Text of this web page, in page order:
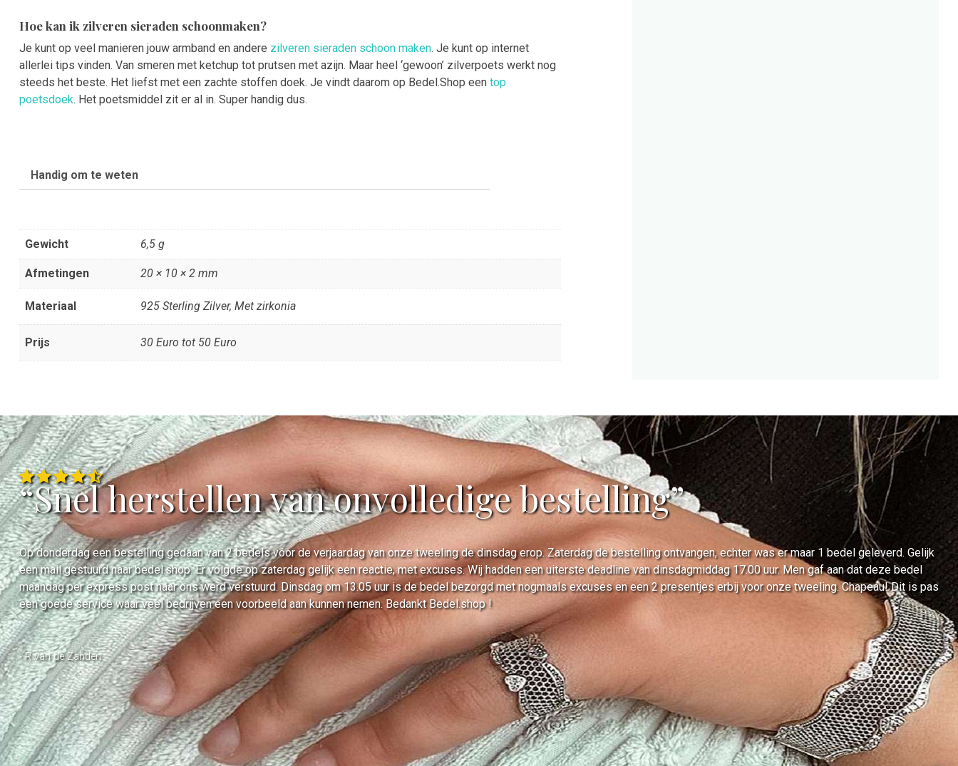
Hoe kan ik zilveren sieraden schoonmaken?
Je kunt op veel manieren jouw armband en andere zilveren sieraden schoon maken. Je kunt op internet
allerlei tips vinden. Van smeren met ketchup tot prutsen met azijn. Maar heel ‘gewoon’ zilverpoets werkt nog
steeds het beste. Het liefst met een zachte stoffen doek. Je vindt daarom op Bedel.Shop een top
poetsdoek. Het poetsmiddel zit er al in. Super handig dus.
Handig om te weten
Gewicht 6,5 g
Afmetingen 20 × 10 × 2 mm
Materiaal 925 Sterling Zilver, Met zirkonia
Prijs 30 Euro tot 50 Euro
“Snel herstellen van onvolledige bestelling”
Op donderdag een bestelling gedaan van 2 bedels voor de verjaardag van onze tweeling de dinsdag erop. Zaterdag de bestelling ontvangen, echter was er maar 1 bedel geleverd. Gelijk
een mail gestuurd naar bedel.shop. Er volgde op zaterdag gelijk een reactie, met excuses. Wij hadden een uiterste deadline van dinsdagmiddag 17.00 uur. Men gaf aan dat deze bedel
maandag per express post naar ons werd verstuurd. Dinsdag om 13.05 uur is de bedel bezorgd met nogmaals excuses en een 2 presentjes erbij voor onze tweeling. Chapeau! Dit is pas
een goede service waar veel bedrijven een voorbeeld aan kunnen nemen. Bedankt Bedel.shop !
- R van de Zanden